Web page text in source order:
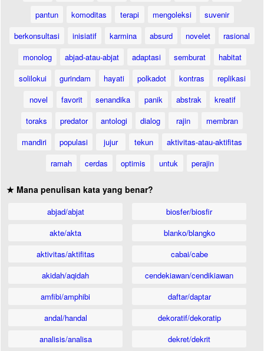
pantun
komoditas terapi mengoleksi
suvenir
berkonsultasi
inisiatif karmina absurd novelet
rasional
monolog
abjad-atau-abjat adaptasi semburat
habitat
solilokui
gurindam hayati polkadot kontras
replikasi
novel
favorit senandika panik abstrak
kreatif
toraks
predator antologi dialog rajin
membran
mandiri
populasi jujur tekun
aktivitas-atau-aktifitas
ramah
cerdas optimis untuk perajin
★ Mana penulisan kata yang benar?
abjad/abjat
akte/akta
aktivitas/aktifitas
akidah/aqidah
amfibi/amphibi
andal/handal
analisis/analisa
biosfer/biosfir
blanko/blangko
cabai/cabe
cendekiawan/cendikiawan
daftar/daptar
dekoratif/dekoratip
dekret/dekrit